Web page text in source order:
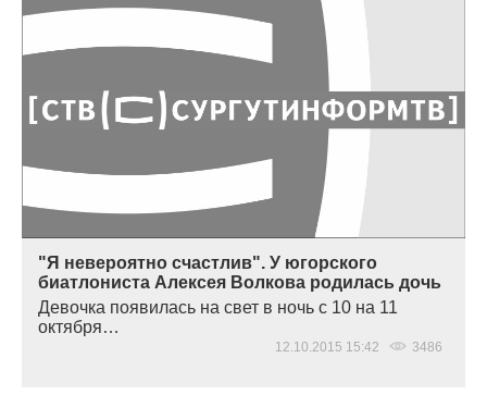
"Я невероятно счастлив". У югорского
биатлониста Алексея Волкова родилась дочь
Девочка появилась на свет в ночь с 10 на 11
октября…
12.10.2015 15:42 3486